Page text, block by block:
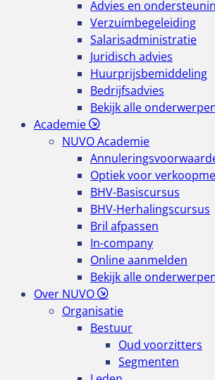
Advies en
Verzuimbegeleiding
Salarisadministratie
Juridisch advies
Huurprijsbemiddeling
Bedrijfsadvies
Bekijk alle
Academie
NUVO Academie
Optiek voor
BHV-Basiscursus
BHV-Herhalingscursus
Bril afpassen
In-company
Online aanmelden
Bekijk alle
Over NUVO
Organisatie
Bestuur
Oud voorzitters
Segmenten